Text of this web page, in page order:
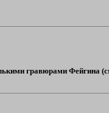
гравюрами Фейгина